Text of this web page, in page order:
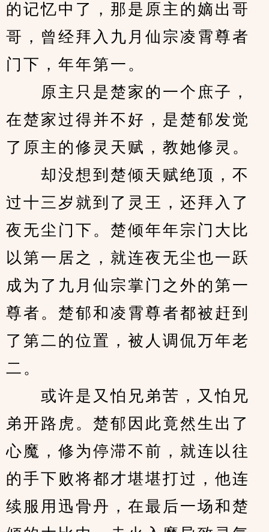
的记忆中了，那是原主的嫡出哥
哥，曾经拜入九月仙宗凌霄尊者
门下，年年第一。
原主只是楚家的一个庶子，
在楚家过得并不好，是楚郁发觉
了原主的修灵天赋，教她修灵。
却没想到楚倾天赋绝顶，不
过十三岁就到了灵王，还拜入了
夜无尘门下。楚倾年年宗门大比
以第一居之，就连夜无尘也一跃
成为了九月仙宗掌门之外的第一
尊者。楚郁和凌霄尊者都被赶到
了第二的位置，被人调侃万年老
二。
或许是又怕兄弟苦，又怕兄
弟开路虎。楚郁因此竟然生出了
心魔，修为停滞不前，就连以往
的手下败将都才堪堪打过，他连
续服用迅骨丹，在最后一场和楚